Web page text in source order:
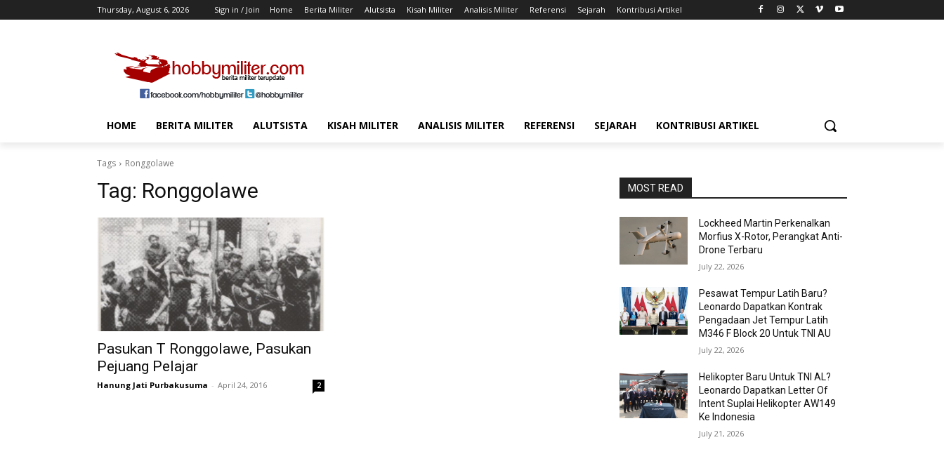
Thursday, August 6, 2026 Sign in / Join Home Berita Militer Alutsista Kisah Militer Analisis Militer Referensi Sejarah Kontribusi Artikel
HOME BERITA MILITER ALUTSISTA KISAH MILITER ANALISIS MILITER REFERENSI SEJARAH KONTRIBUSI ARTIKEL
Tags Ronggolawe
Tag: Ronggolawe
Pasukan T Ronggolawe, Pasukan
Pejuang Pelajar
Hanung Jati Purbakusuma - April 24, 2016 2
MOST READ
Lockheed Martin Perkenalkan
Morfius X-Rotor, Perangkat Anti-
Drone Terbaru
July 22, 2026
Pesawat Tempur Latih Baru?
Leonardo Dapatkan Kontrak
Pengadaan Jet Tempur Latih
M346 F Block 20 Untuk TNI AU
July 22, 2026
Helikopter Baru Untuk TNI AL?
Leonardo Dapatkan Letter Of
Intent Suplai Helikopter AW149
Ke Indonesia
July 21, 2026